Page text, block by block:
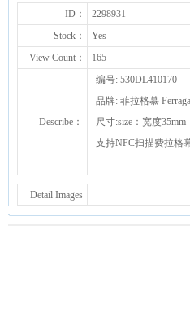
ID： 2298931
Stock：
Yes
View Count：
165
Describe：
编号: 530DL410170
品牌: 菲拉格慕
尺寸:size：宽度35mm
支持NFC扫描费拉格
Detail Images